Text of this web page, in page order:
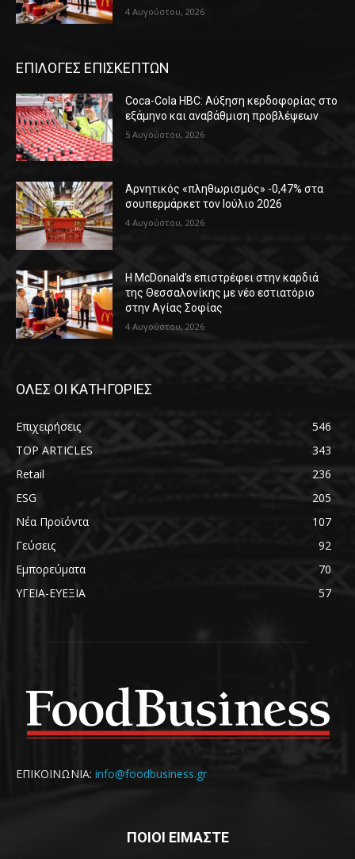
4 Αυγούστου, 2026
ΕΠΙΛΟΓΕΣ ΕΠΙΣΚΕΠΤΩΝ
Coca-Cola HBC: Αύξηση κερδοφορίας στο
εξάμηνο και αναβάθμιση προβλέψεων
5 Αυγούστου, 2026
Αρνητικός «πληθωρισμός» -0,47% στα
σουπερμάρκετ τον Ιούλιο 2026
4 Αυγούστου, 2026
Η McDonald’s επιστρέφει στην καρδιά
της Θεσσαλονίκης με νέο εστιατόριο
στην Αγίας Σοφίας
4 Αυγούστου, 2026
ΟΛΕΣ ΟΙ ΚΑΤΗΓΟΡΙΕΣ
Επιχειρήσεις
546
TOP ARTICLES
343
Retail
236
ESG
205
Νέα Προϊόντα
107
Γεύσεις
92
Εμπορεύματα
70
ΥΓΕΙΑ-ΕΥΕΞΙΑ
57
ΕΠΙΚΟΙΝΩΝΙΑ: info@foodbusiness.gr
ΠΟΙΟΙ ΕΙΜΑΣΤΕ